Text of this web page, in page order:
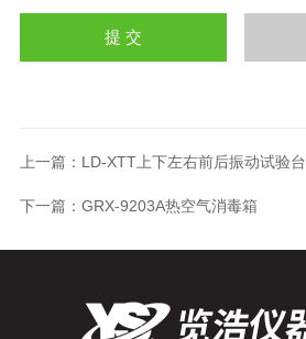
上一篇： LD-XTT上下左右前后振动试验台
下一篇： GRX-9203A热空气消毒箱